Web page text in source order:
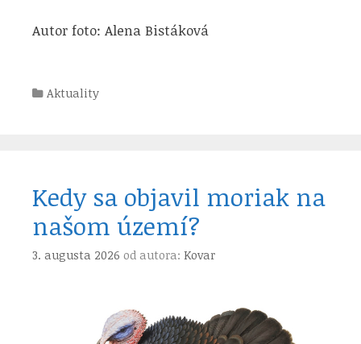
Autor foto: Alena Bistáková
Kategórie
Aktuality
Kedy sa objavil moriak na
našom území?
3. augusta 2026 od autora: Kovar